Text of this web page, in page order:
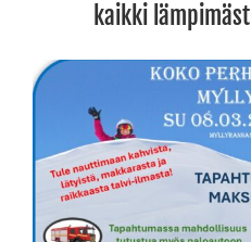
kaikki